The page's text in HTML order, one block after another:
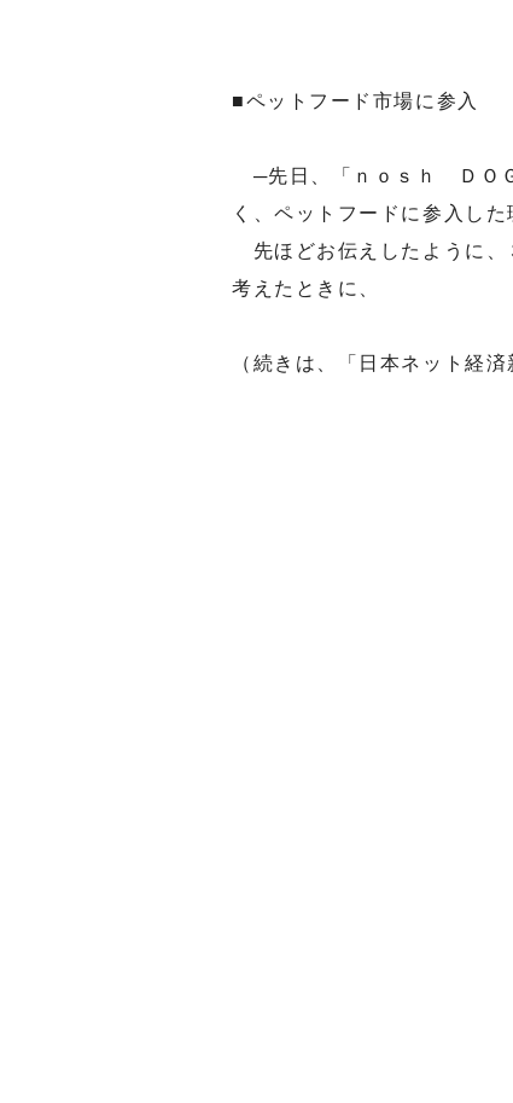
■ペットフード市場に参入
─先日、「ｎｏｓｈ ＤＯＧ
く、ペットフードに参入した
先ほどお伝えしたように、
考えたときに、
（続きは、「日本ネット経